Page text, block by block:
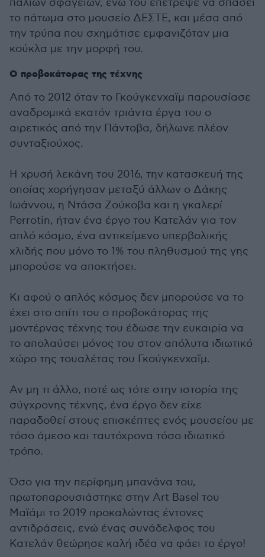
παλιών σφαγείων, ενώ του επέτρεψε να σπάσει
το πάτωμα στο μουσείο ΔΕΣΤΕ, και μέσα από
την τρύπα που σχημάτισε εμφανιζόταν μια
κούκλα με την μορφή του.
Ο προβοκάτορας της τέχνης
Από το 2012 όταν το Γκούγκενχαϊμ παρουσίασε
αναδρομικά εκατόν τριάντα έργα του ο
αιρετικός από την Πάντοβα, δήλωνε πλέον
συνταξιούχος.
Η χρυσή λεκάνη του 2016, την κατασκευή της
οποίας χορήγησαν μεταξύ άλλων ο Δάκης
Ιωάννου, η Ντάσα Ζούκοβα και η γκαλερί
Perrotin, ήταν ένα έργο του Κατελάν για τον
απλό κόσμο, ένα αντικείμενο υπερβολικής
χλιδής που μόνο το 1% του πληθυσμού της γης
μπορούσε να αποκτήσει.
Κι αφού ο απλός κόσμος δεν μπορούσε να το
έχει στο σπίτι του ο προβοκάτορας της
μοντέρνας τέχνης του έδωσε την ευκαιρία να
το απολαύσει μόνος του στον απόλυτα ιδιωτικό
χώρο της τουαλέτας του Γκούγκενχαϊμ.
Αν μη τι άλλο, ποτέ ως τότε στην ιστορία της
σύγχρονης τέχνης, ένα έργο δεν είχε
παραδοθεί στους επισκέπτες ενός μουσείου με
τόσο άμεσο και ταυτόχρονα τόσο ιδιωτικό
τρόπο.
Όσο για την περίφημη μπανάνα του,
πρωτοπαρουσιάστηκε στην Art Basel του
Μαϊάμι το 2019 προκαλώντας έντονες
αντιδράσεις, ενώ ένας συνάδελφος του
Κατελάν θεώρησε καλή ιδέα να φάει το έργο!